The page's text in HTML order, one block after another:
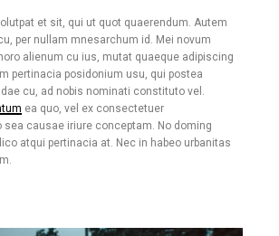
et sit, qui ut quot quaerendum. Autem
per nullam mnesarchum id. Mei novum
alienum cu ius, mutat quaeque adipiscing
pertinacia posidonium usu, qui postea
cu, ad nobis nominati constituto vel.
ea quo, vel ex consectetuer
sea causae iriure conceptam. No doming
atqui pertinacia at. Nec in habeo urbanitas